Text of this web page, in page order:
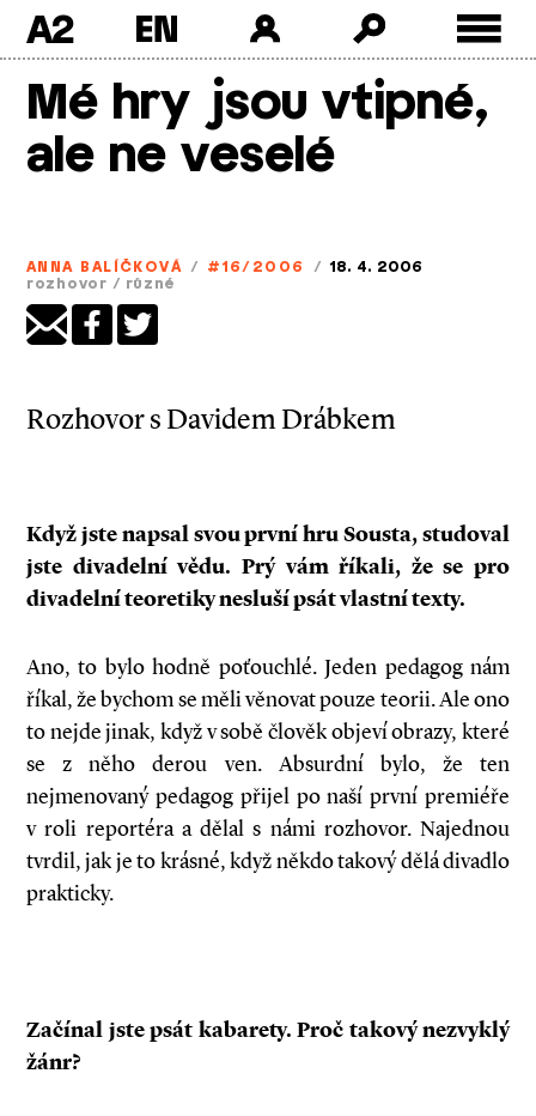
A2
Mé hry jsou vtipné,
ale ne veselé
ANNA BALÍČKOVÁ / #16/2006 / 18. 4. 2006
rozhovor / různé
Rozhovor s Davidem Drábkem
Když jste napsal svou první hru Sousta, studoval
jste divadelní vědu. Prý vám říkali, že se pro
divadelní teoretiky nesluší psát vlastní texty.
Ano, to bylo hodně poťouchlé. Jeden pedagog nám
říkal, že bychom se měli věnovat pouze teorii. Ale ono
to nejde jinak, když v sobě člověk objeví obrazy, které
se z něho derou ven. Absurdní bylo, že ten
nejmenovaný pedagog přijel po naší první premiéře
v roli reportéra a dělal s námi rozhovor. Najednou
tvrdil, jak je to krásné, když někdo takový dělá divadlo
prakticky.
Začínal jste psát kabarety. Proč takový nezvyklý
žánr?